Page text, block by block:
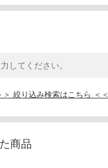
＞ 絞り込み検索はこちら ＜＜
商品